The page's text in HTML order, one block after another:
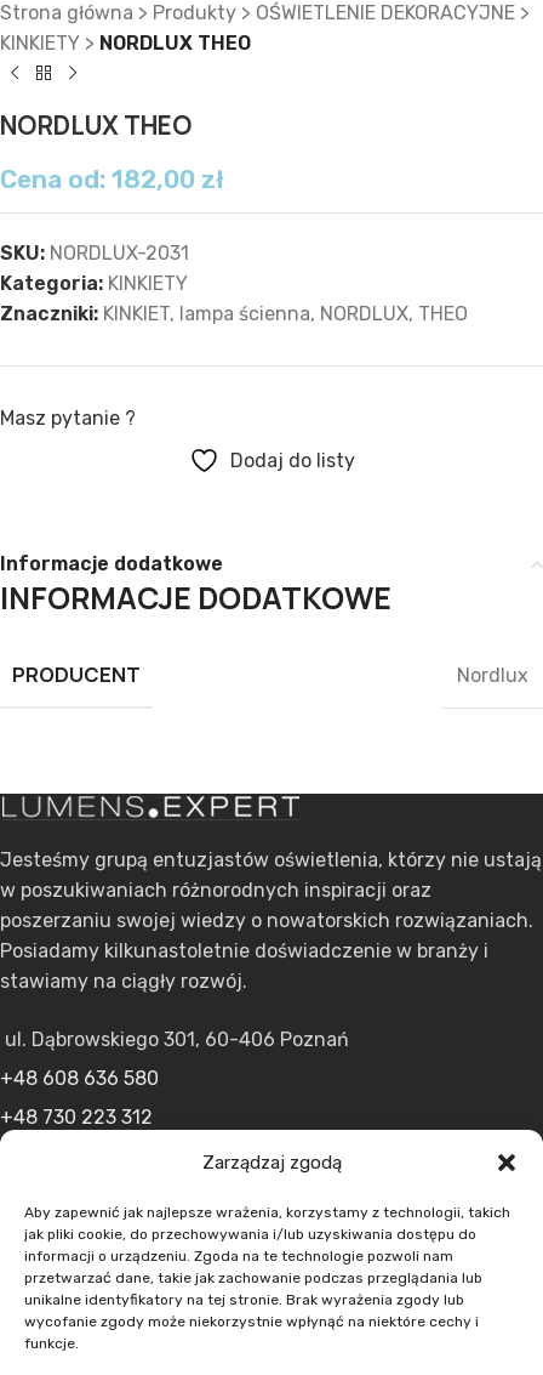
Zarządzaj zgodą
Aby zapewnić jak najlepsze wrażenia, korzystamy z technologii, takich
jak pliki cookie, do przechowywania i/lub uzyskiwania dostępu do
informacji o urządzeniu. Zgoda na te technologie pozwoli nam
przetwarzać dane, takie jak zachowanie podczas przeglądania lub
unikalne identyfikatory na tej stronie. Brak wyrażenia zgody lub
wycofanie zgody może niekorzystnie wpłynąć na niektóre cechy i
funkcje.
Strona główna > Produkty > OŚWIETLENIE DEKORACYJNE >
KINKIETY > NORDLUX THEO
NORDLUX THEO
Cena od: 182,00 zł
SKU: NORDLUX-2031
Kategoria: KINKIETY
Znaczniki: KINKIET, lampa ścienna, NORDLUX, THEO
Masz pytanie ?
Dodaj do listy
Informacje dodatkowe
INFORMACJE DODATKOWE
PRODUCENT Nordlux
Jesteśmy grupą entuzjastów oświetlenia, którzy nie ustają
w poszukiwaniach różnorodnych inspiracji oraz
poszerzaniu swojej wiedzy o nowatorskich rozwiązaniach.
Posiadamy kilkunastoletnie doświadczenie w branży i
stawiamy na ciągły rozwój.
ul. Dąbrowskiego 301, 60-406 Poznań
+48 608 636 580
+48 730 223 312
MENU